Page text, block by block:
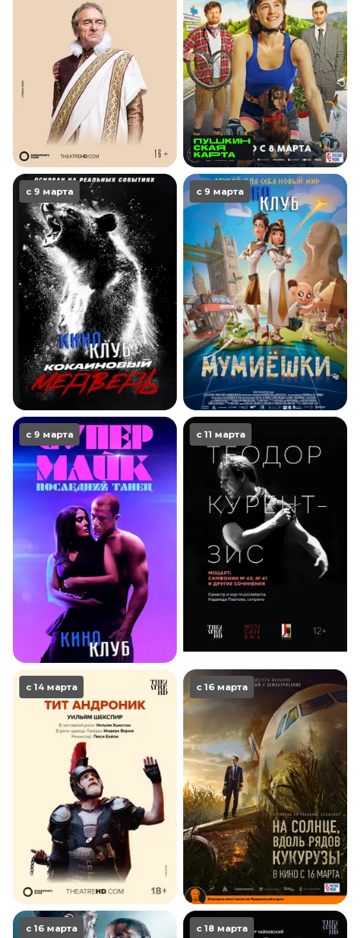
с 9 марта с 9 марта
с 9 марта с 11 марта
с 14 марта с 16 марта
с 16 марта с 18 марта